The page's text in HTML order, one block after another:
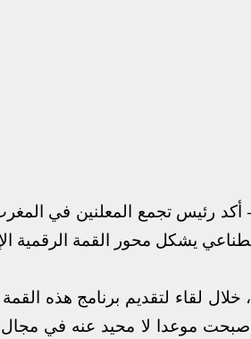
أكد رئيس تجمع المعلنين في
يشكل محور القمة الرقمية
خلال لقاء لتقديم برنامج هذه
موعدا لا محيد عنه في مجال